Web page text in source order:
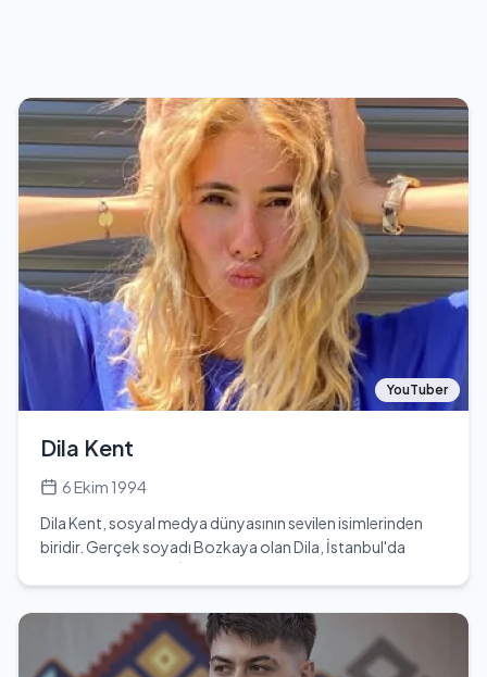
YouTuber
Dila Kent
6 Ekim 1994
Dila Kent, sosyal medya dünyasının sevilen isimlerinden
biridir. Gerçek soyadı Bozkaya olan Dila, İstanbul'da
eğitimini İzmir 9 Eylül Üniversitesi Film Tasarım ve
Yönetmenliği Bölümü'nde tamamlamıştır. Eğitimini
tamamladıktan sonra, özellikle barbie bebeklere olan